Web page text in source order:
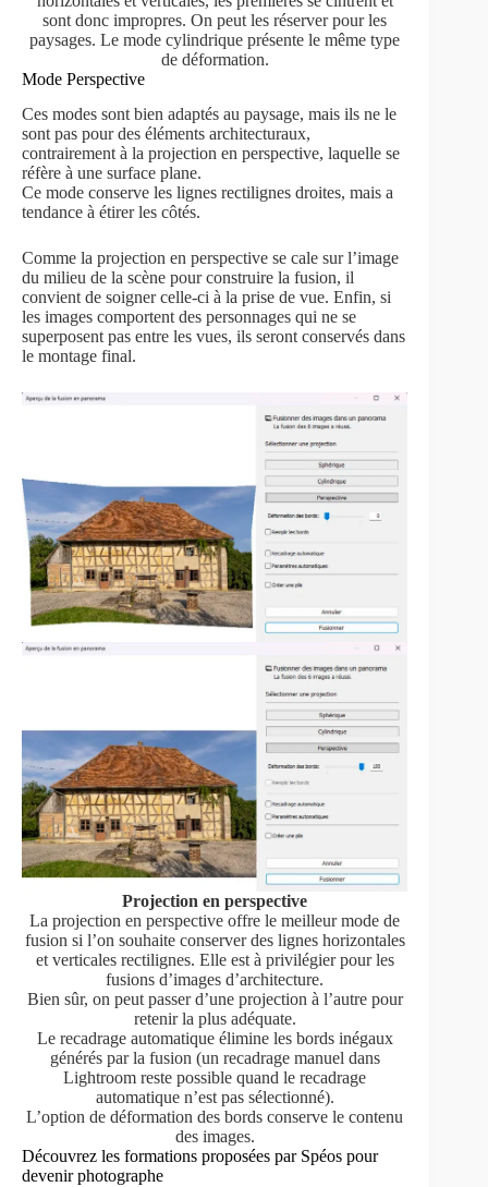
sont donc impropres. On peut les réserver pour les
paysages. Le mode cylindrique présente le même type
de déformation.
Mode Perspective
Ces modes sont bien adaptés au paysage, mais ils ne le
sont pas pour des éléments architecturaux,
contrairement à la projection en perspective, laquelle se
réfère à une surface plane.
Ce mode conserve les lignes rectilignes droites, mais a
tendance à étirer les côtés.
Comme la projection en perspective se cale sur l’image
du milieu de la scène pour construire la fusion, il
convient de soigner celle-ci à la prise de vue. Enfin, si
les images comportent des personnages qui ne se
superposent pas entre les vues, ils seront conservés dans
le montage final.
Projection en perspective
La projection en perspective offre le meilleur mode de
fusion si l’on souhaite conserver des lignes horizontales
et verticales rectilignes. Elle est à privilégier pour les
fusions d’images d’architecture.
Bien sûr, on peut passer d’une projection à l’autre pour
retenir la plus adéquate.
Le recadrage automatique élimine les bords inégaux
générés par la fusion (un recadrage manuel dans
Lightroom reste possible quand le recadrage
automatique n’est pas sélectionné).
L’option de déformation des bords conserve le contenu
des images.
Découvrez les formations proposées par Spéos pour
devenir photographe